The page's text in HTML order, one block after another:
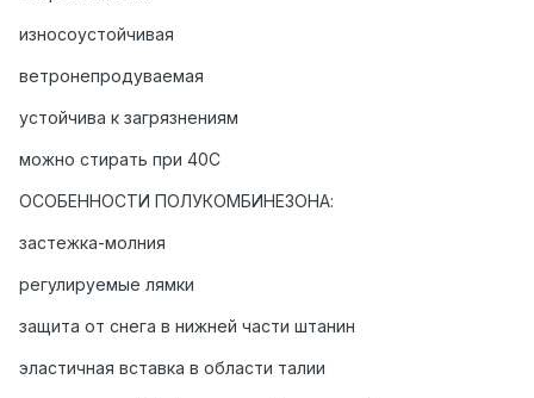
износоустойчивая
ветронепродуваемая
устойчива к загрязнениям
можно стирать при 40С
ОСОБЕННОСТИ ПОЛУКОМБИНЕЗОНА:
застежка-молния
регулируемые лямки
защита от снега в нижней части штанин
эластичная вставка в области талии